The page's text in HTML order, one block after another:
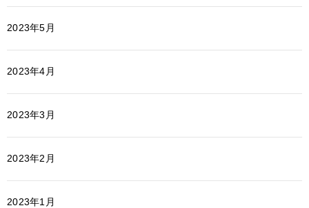
2023年5月
2023年4月
2023年3月
2023年2月
2023年1月